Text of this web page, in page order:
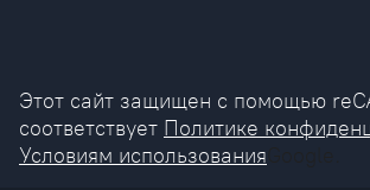
Этот сайт защищен с помощью
соответствует Политике
Условиям использования